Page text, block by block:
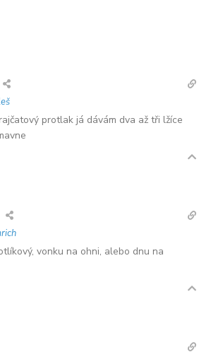
protlak já dávám dva až tři lžíce
vonku na ohni, alebo dnu na